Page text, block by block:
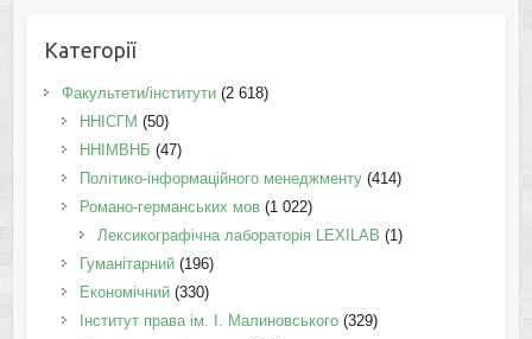
Категорії
Факультети/інститути(2 618)
ННІСГМ (50)
ННІМВНБ (47)
Політико-інформаційного менеджменту(414)
Романо-германських мов(1 022)
Лексикографічна лабораторія LEXILAB (1)
Гуманітарний(196)
Економічний(330)
Інститут права ім. І. Малиновського(329)